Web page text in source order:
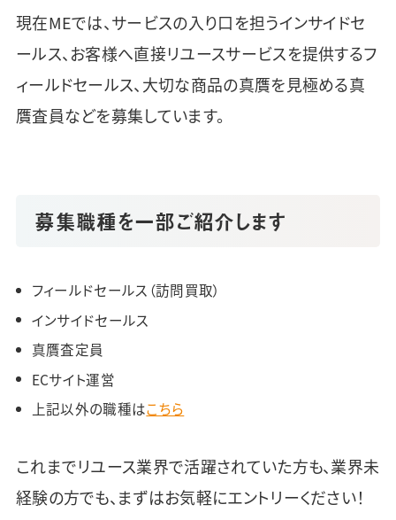
現在MEでは、サービスの入り口を担うインサイドセ
ールス、お客様へ直接リユースサービスを提供するフ
ィールドセールス、大切な商品の真贋を見極める真
贋査員などを募集しています。
募集職種を一部ご紹介します
フィールドセールス（訪問買取）
インサイドセールス
真贋査定員
ECサイト運営
上記以外の職種はこちら
これまでリユース業界で活躍されていた方も、業界未
経験の方でも、まずはお気軽にエントリーください！